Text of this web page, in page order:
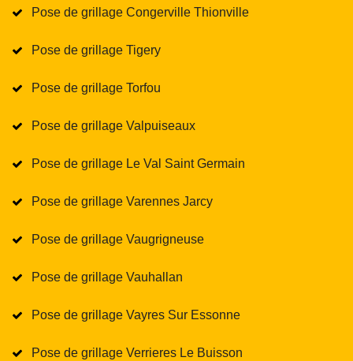
Pose de grillage Congerville Thionville
Pose de grillage Tigery
Pose de grillage Torfou
Pose de grillage Valpuiseaux
Pose de grillage Le Val Saint Germain
Pose de grillage Varennes Jarcy
Pose de grillage Vaugrigneuse
Pose de grillage Vauhallan
Pose de grillage Vayres Sur Essonne
Pose de grillage Verrieres Le Buisson